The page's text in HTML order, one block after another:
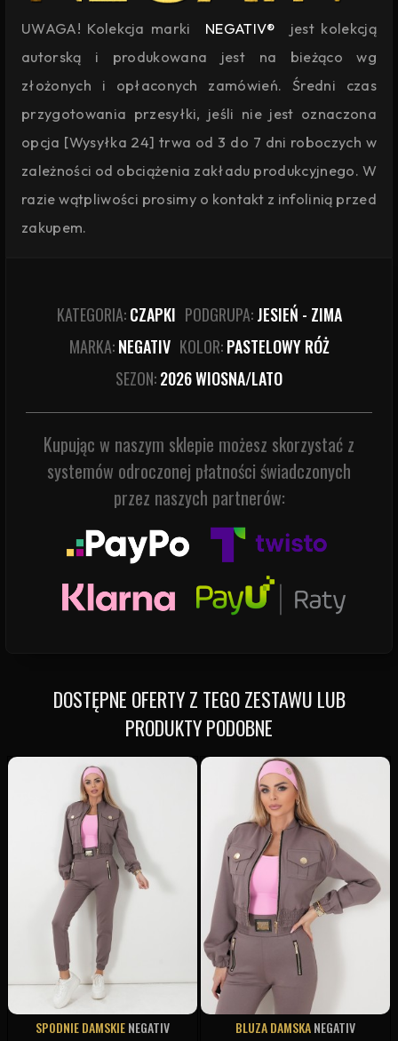
UWAGA! Kolekcja marki NEGATIV®
jest kolekcją
autorską i produkowana jest na bieżąco wg
złożonych i opłaconych zamówień. Średni czas
przygotowania przesyłki, jeśli nie jest oznaczona
opcja [Wysyłka 24] trwa od 3 do 7 dni roboczych w
zależności od obciążenia zakładu produkcyjnego. W
razie wątpliwości prosimy o kontakt z infolinią przed
zakupem.
KATEGORIA:CZAPKI PODGRUPA:JESIEŃ - ZIMA
MARKA:NEGATIV KOLOR:PASTELOWY RÓŻ
SEZON:2026 WIOSNA/LATO
Kupując w naszym sklepie możesz skorzystać z
systemów odroczonej płatności świadczonych
przez naszych partnerów:
DOSTĘPNE OFERTY Z TEGO ZESTAWU LUB
PRODUKTY PODOBNE
SPODNIE DAMSKIENEGATIV BLUZA DAMSKANEGATIV